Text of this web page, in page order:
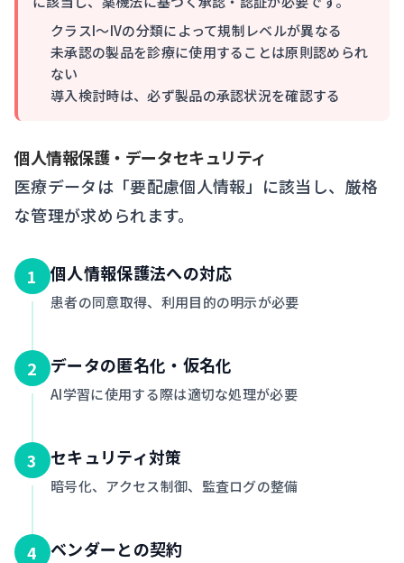
クラスI〜IVの分類によって規制レベルが異なる
未承認の製品を診療に使用することは原則認められ
ない
導入検討時は、必ず製品の承認状況を確認する
個人情報保護・データセキュリティ
医療データは「要配慮個人情報」に該当し、厳格
な管理が求められます。
1 個人情報保護法への対応
患者の同意取得、利用目的の明示が必要
2 データの匿名化・仮名化
AI学習に使用する際は適切な処理が必要
3 セキュリティ対策
暗号化、アクセス制御、監査ログの整備
4 ベンダーとの契約